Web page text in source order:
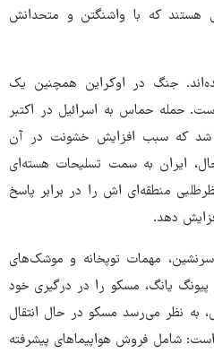
که با واشنگتن و متحدانش
جنگ در اوکراین همچنین یک
حمله حماس به اسرائیل در اکتبر
شد که سبب افزایش خشونت در آن
ایران به سمت تسلیحات هسته‌ای
منطقه‌ای اش را در برابر پاسخ
دهد.
مهمات توپخانه و موشک‌های
یانگ، مسکو را در درگیری خود
به نظر می‌رسد مسکو در حال انتقال
شامل فروش هواپیماهای پیشرفته